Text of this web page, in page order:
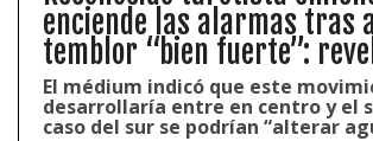
enciende las alarmas tras
temblor “bien fuerte”:
El médium indicó que este
desarrollaría entre en centro y el
caso del sur se podrían “alterar